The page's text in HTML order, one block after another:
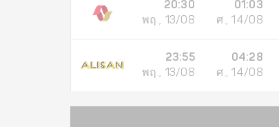
20:30
พฤ., 13/08
01:03
ศ., 14/08
23:55
พฤ., 13/08
04:28
ศ., 14/08